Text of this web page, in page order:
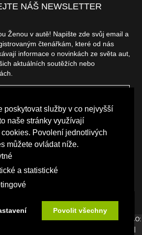
poskytovat služby v co nejvyšší
naše stránky využívají
Povolení jednotlivých
můžete ovládat níže.
statistickéa statistické
Povolit všechny
NÁŠ NEWSLETTER
Ženou v autě! Napište zde svůj email a
čtenářkám, které od nás
informace o novinkách ze světa aut,
aktuálních soutěžích nebo
PARTNEŘI
autě vydává vydavatelství Srdce Evropy s.r.o., IČO:
Praha 3, Tel. : +420 222 726 364 |